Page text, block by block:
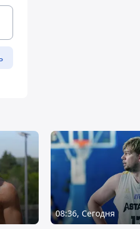
08:36, Сегодня